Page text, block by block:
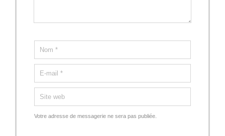
Votre adresse de messagerie ne sera pas publiée.